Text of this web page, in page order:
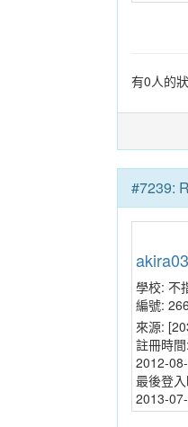
有0人的
#7239:
學校: 不
編號:
來源:
註冊時間:
2012-
最後登
2013-